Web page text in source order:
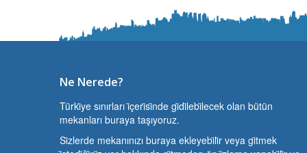
Ne Nerede?
Türki̇ye sınırları i̇çeri̇si̇nde gi̇di̇lebi̇lecek olan bütün
mekanları buraya taşıyoruz.
Si̇zlerde mekanınızı buraya ekleyebi̇li̇r veya gi̇tmek